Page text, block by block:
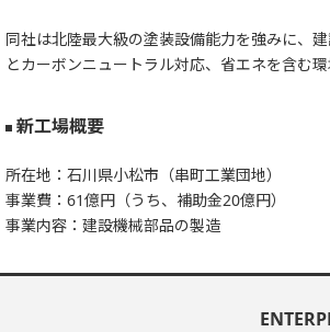
同社は北陸最大級の塗装設備能力を強みに、
とカーボンニュートラル対応、省エネを含む環
新工場概要
所在地：石川県小松市（串町工業団地）
事業費：61億円（うち、補助金20億円）
事業内容：建設機械部品の製造